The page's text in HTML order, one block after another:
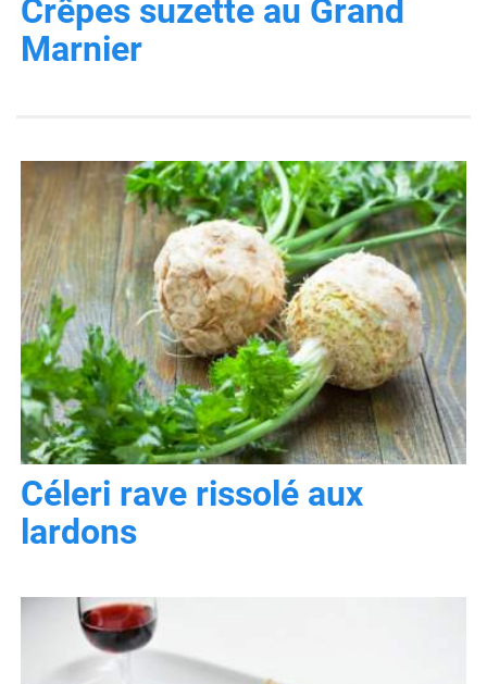
Crêpes suzette au Grand
Marnier
Céleri rave rissolé aux
lardons